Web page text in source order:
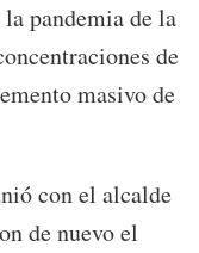
pandemia de la
de
masivo de
con el alcalde
de nuevo el